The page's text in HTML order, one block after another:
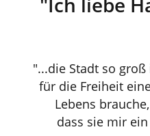
"...die Stadt so
für die Freiheit
Lebens
dass sie mir